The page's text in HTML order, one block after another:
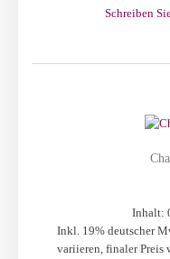
Schreiben
Inhalt:
Inkl. 19% deutscher
variieren, finaler Preis